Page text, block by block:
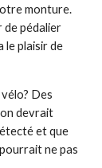
monture.
de pédalier
le plaisir de
Des
devrait
étecté et que
ne pas